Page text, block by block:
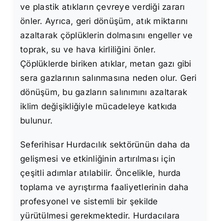
ve plastik atıkların çevreye verdiği zararı
önler. Ayrıca, geri dönüşüm, atık miktarını
azaltarak çöplüklerin dolmasını engeller ve
toprak, su ve hava kirliliğini önler.
Çöplüklerde biriken atıklar, metan gazı gibi
sera gazlarının salınmasına neden olur. Geri
dönüşüm, bu gazların salınımını azaltarak
iklim değişikliğiyle mücadeleye katkıda
bulunur.
Seferihisar Hurdacılık sektörünün daha da
gelişmesi ve etkinliğinin artırılması için
çeşitli adımlar atılabilir. Öncelikle, hurda
toplama ve ayrıştırma faaliyetlerinin daha
profesyonel ve sistemli bir şekilde
yürütülmesi gerekmektedir. Hurdacılara